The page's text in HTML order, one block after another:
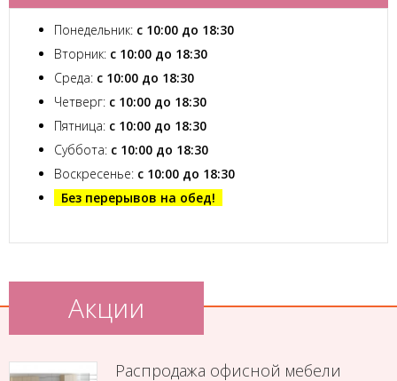
Понедельник: с 10:00 до 18:30
Вторник: с 10:00 до 18:30
Среда: с 10:00 до 18:30
Четверг: с 10:00 до 18:30
Пятница: с 10:00 до 18:30
Суббота: с 10:00 до 18:30
Воскресенье: с 10:00 до 18:30
Без перерывов на обед!
Акции
Распродажа офисной мебели